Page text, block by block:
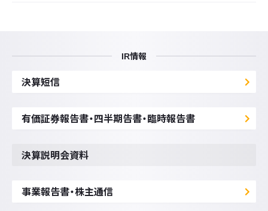
IR情報
決算短信
有価証券報告書・四半期告書・臨時報告書
決算説明会資料
事業報告書・株主通信